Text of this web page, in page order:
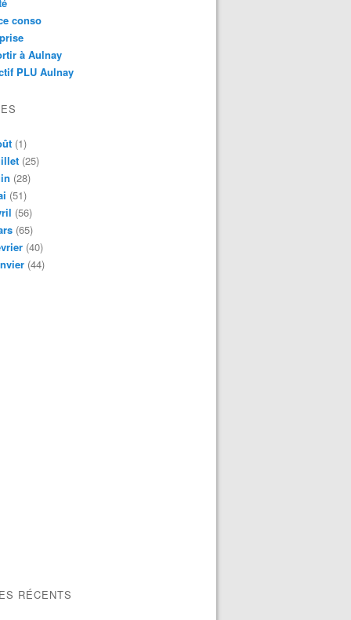
conso
à Aulnay
PLU Aulnay
(1)
(25)
(28)
(51)
(56)
(65)
(40)
(44)
RÉCENTS